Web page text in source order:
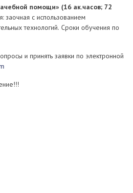
помощи» (16 ак.часов; 72
заочная с использованием
технологий. Сроки обучения по
и принять заявки по электронной